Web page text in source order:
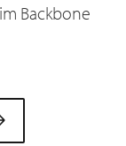
Backbone